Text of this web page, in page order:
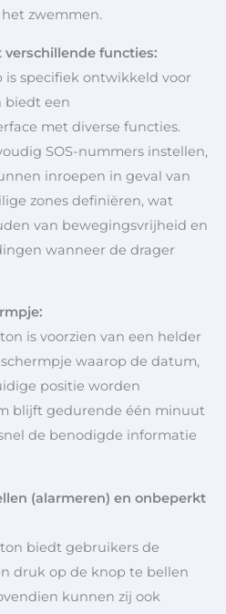
zwemmen.
functies:
is specifiek ontwikkeld voor
biedt een
met diverse functies.
SOS-nummers instellen,
inroepen in geval van
zones definiëren, wat
van bewegingsvrijheid en
wanneer de drager
is voorzien van een helder
waarop de datum,
positie worden
blijft gedurende één minuut
de benodigde informatie
(alarmeren) en onbeperkt
biedt gebruikers de
druk op de knop te bellen
kunnen zij ook